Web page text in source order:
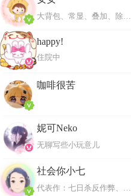
大背包、常显、叠加、除草树，唯一作者QQ383125283
happy!
住院中
咖啡很苦
妮可Neko
无聊写些小玩意儿
社会你小七
代表作：七日杀反作弊、七日杀云黑、七日杀BOT、七日杀云商城